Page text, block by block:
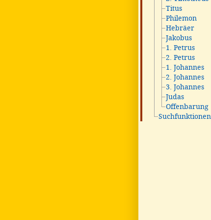
Titus
Philemon
Hebräer
Jakobus
1. Petrus
2. Petrus
1. Johannes
2. Johannes
3. Johannes
Judas
Offenbarung
Suchfunktionen